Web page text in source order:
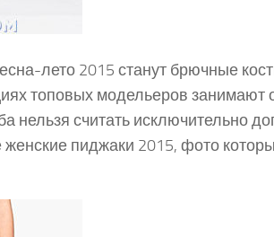
лето 2015 станут брючные
топовых модельеров занимают
нельзя считать исключительно
пиджаки 2015, фото